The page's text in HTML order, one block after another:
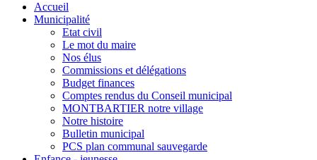
Accueil
Municipalité
Etat civil
Le mot du maire
Nos élus
Commissions et délégations
Budget finances
Comptes rendus du Conseil municipal
MONTBARTIER notre village
Notre histoire
Bulletin municipal
PCS plan communal sauvegarde